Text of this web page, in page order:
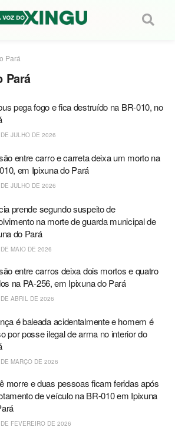
Pará
Pará
pega fogo e fica destruído na BR-010, no
JULHO DE 2026
entre carro e carreta deixa um morto na
em Ipixuna do Pará
JULHO DE 2026
prende segundo suspeito de
na morte de guarda municipal de
do Pará
MAIO DE 2026
entre carros deixa dois mortos e quatro
na PA-256, em Ipixuna do Pará
ABRIL DE 2026
é baleada acidentalmente e homem é
por posse ilegal de arma no interior do
MARÇO DE 2026
morre e duas pessoas ficam feridas após
de veículo na BR-010 em Ipixuna
FEVEREIRO DE 2026